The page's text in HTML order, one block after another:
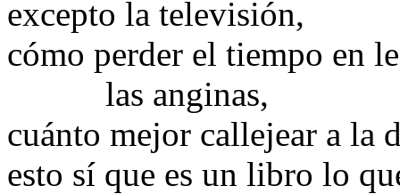
excepto la televisión,
cómo perder el tiempo en
las anginas,
cuánto mejor callejear a la
esto sí que es un libro lo